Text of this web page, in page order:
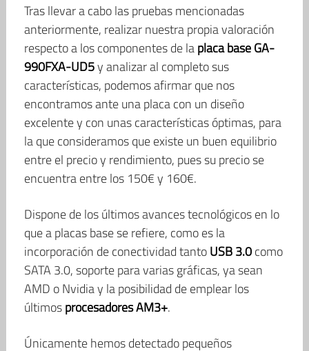
Tras llevar a cabo las pruebas mencionadas
anteriormente, realizar nuestra propia valoración
respecto a los componentes de laplaca base GA-
990FXA-UD5y analizar al completo sus
características, podemos afirmar que nos
encontramos ante una placa con un diseño
excelente y con unas características óptimas, para
la que consideramos que existe un buen equilibrio
entre el precio y rendimiento, pues su precio se
encuentra entre los 150€ y 160€.
Dispone de los últimos avances tecnológicos en lo
que a placas base se refiere, como es la
incorporación de conectividad tantoUSB 3.0como
SATA 3.0, soporte para varias gráficas, ya sean
AMD o Nvidia y la posibilidad de emplear los
últimosprocesadores AM3+.
Únicamente hemos detectado pequeños